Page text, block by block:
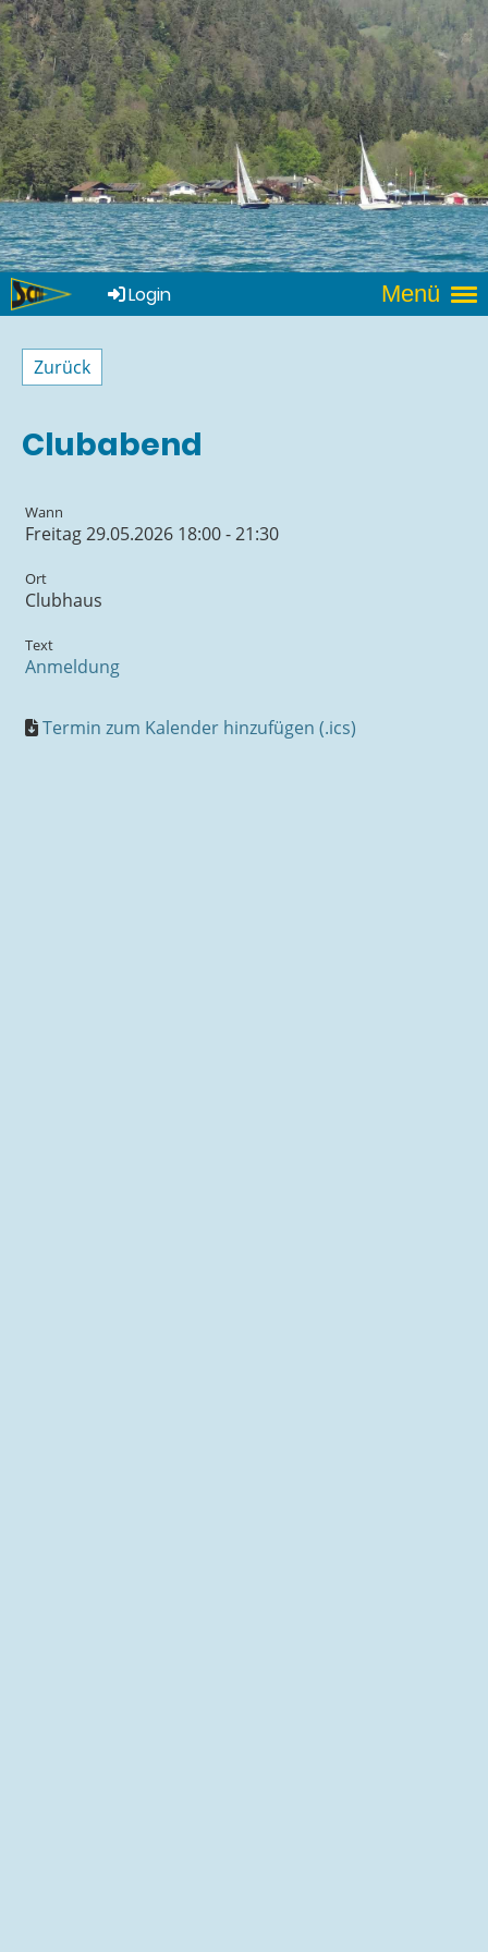
Menü
Login
Zurück
Clubabend
Wann
Freitag 29.05.2026 18:00 - 21:30
Ort
Clubhaus
Text
Anmeldung
Termin zum Kalender hinzufügen (.ics)